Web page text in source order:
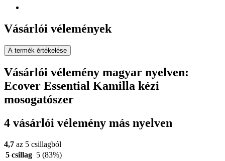
Vásárlói vélemények
A termék értékelése
Vásárlói vélemény magyar nyelven:
Ecover Essential Kamilla kézi
mosogatószer
4 vásárlói vélemény más nyelven
4,7 az 5 csillagból
5 csillag 5 (83%)